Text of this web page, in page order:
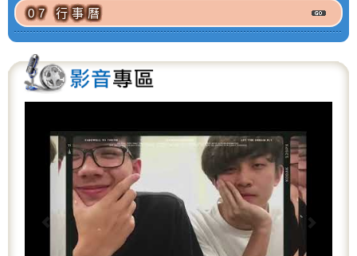
07 行事曆
e
x
t